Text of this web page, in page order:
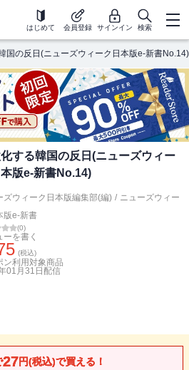
はじめて 会員登録 サインイン 検索
国の反日(ニューズウィーク日本版e-新書No.14)
する韓国の反日(ニューズウィー
版e-新書No.14)
ズウィーク日本版編集部(編) / ニューズウィー
版e-新書
(0)
ーを書く
(税込)
ン利用対象商品
01月31日 配信
27円(税込)で買える！